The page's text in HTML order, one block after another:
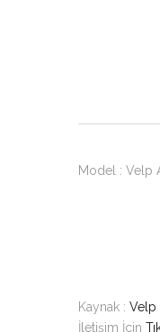
Model : Velp
Kaynak : Velp
İletişim İçin